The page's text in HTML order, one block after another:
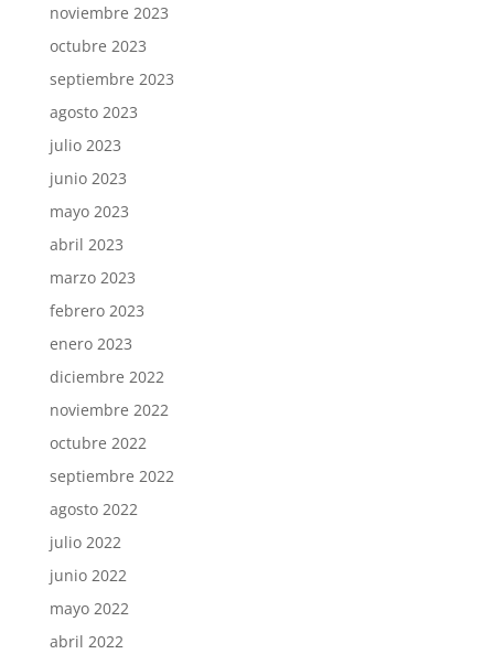
noviembre 2023
octubre 2023
septiembre 2023
agosto 2023
julio 2023
junio 2023
mayo 2023
abril 2023
marzo 2023
febrero 2023
enero 2023
diciembre 2022
noviembre 2022
octubre 2022
septiembre 2022
agosto 2022
julio 2022
junio 2022
mayo 2022
abril 2022